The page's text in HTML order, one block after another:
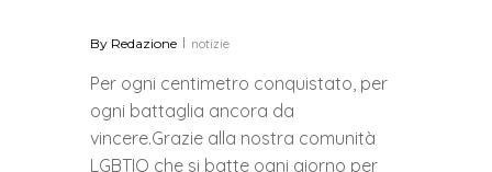
By Redazione notizie
Per ogni centimetro conquistato, per
ogni battaglia ancora da
vincere.Grazie alla nostra comunità
LGBTIQ che si batte ogni giorno per